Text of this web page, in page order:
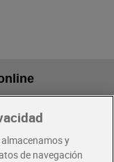
y
de navegación